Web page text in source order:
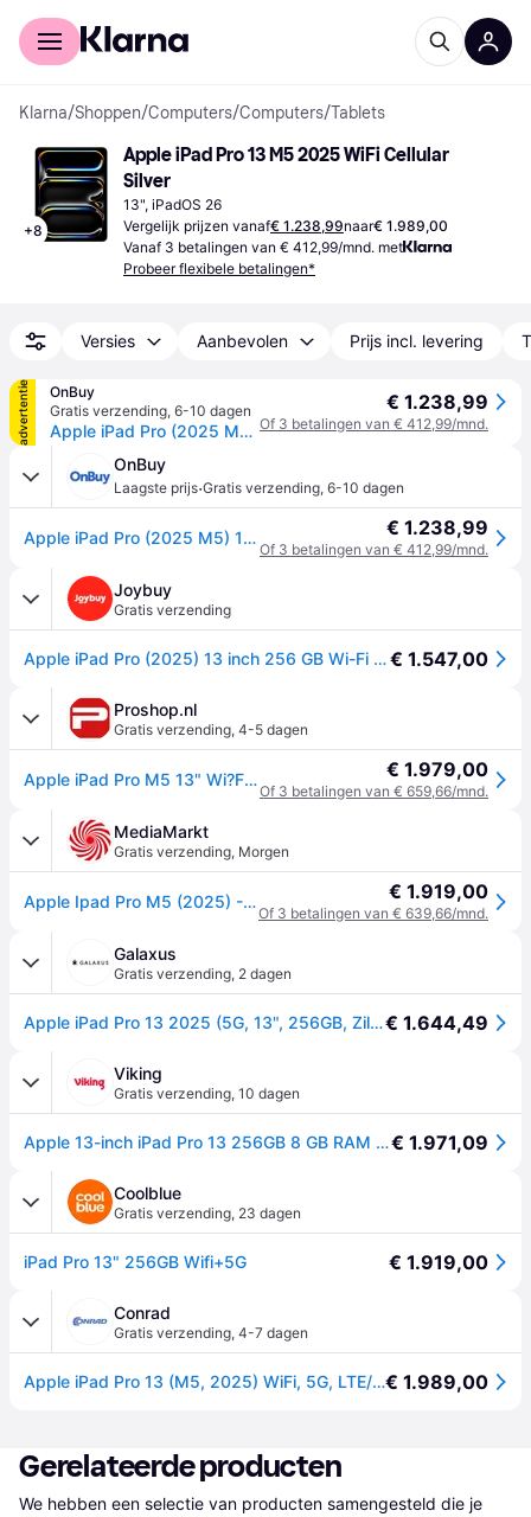
Voor shoppers
Klarna/Shoppen/Computers/Computers/Tablets
+8
Apple iPad Pro 13 M5 2025 WiFi Cellular
Silver
13", iPadOS 26
Vergelijk prijzen vanaf€ 1.238,99naar€ 1.989,00
Vanaf 3 betalingen van € 412,99/mnd. met
Probeer flexibele betalingen*
Versies Aanbevolen Prijs incl. levering
advertentie
OnBuy
Gratis verzending, 6-10 dagen
Apple iPad Pro (2025 M5) 13-inch wifi 256GB Zilver
€ 1.238,99
Of 3 betalingen van € 412,99/mnd.
OnBuy
Laagste prijs·Gratis verzending, 6-10 dagen
Apple iPad Pro (2025 M5) 13-inch wifi 256GB Zilver € 1.238,99
Of 3 betalingen van € 412,99/mnd.
Joybuy
Gratis verzending
Apple iPad Pro (2025) 13 inch 256 GB Wi-Fi + 5G Zilver€ 1.547,00
Proshop.nl
Gratis verzending, 4-5 dagen
Apple iPad Pro M5 13" Wi?Fi + Cellular 256GB with standard glass - Silver € 1.979,00
Of 3 betalingen van € 659,66/mnd.
MediaMarkt
Gratis verzending, Morgen
Apple Ipad Pro M5 (2025) - 13 Inch 256 Gb Wi-fi + Cellular Silver € 1.919,00
Of 3 betalingen van € 639,66/mnd.
Galaxus
Gratis verzending, 2 dagen
Apple iPad Pro 13 2025 (5G, 13", 256GB, Zilver), Tablet, Zilver€ 1.644,49
Viking
Gratis verzending, 10 dagen
Apple 13-inch iPad Pro 13 256GB 8 GB RAM iPadOS Zilver ME7X4TY/A€ 1.971,09
Coolblue
Gratis verzending, 23 dagen
iPad Pro 13" 256GB Wifi+5G € 1.919,00
Conrad
Gratis verzending, 4-7 dagen
Apple iPad Pro 13 (M5, 2025) WiFi, 5G, LTE/4G, UMTS/3G 256 GB Zilver iPad 33 cm (13 inch) Energielabel G (A - G) Apple M5 iPadOS 26 2752 x 2064 Pixel€ 1.989,00
Gerelateerde producten
We hebben een selectie van producten samengesteld die je